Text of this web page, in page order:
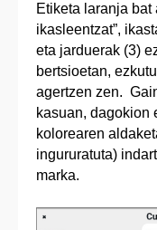
Etiketa laranja bat
ikasleentzat”,
eta jarduerak (3)
bertsioetan,
agertzen zen.
kasuan, dagokion
kolorearen
ingururatuta)
marka.